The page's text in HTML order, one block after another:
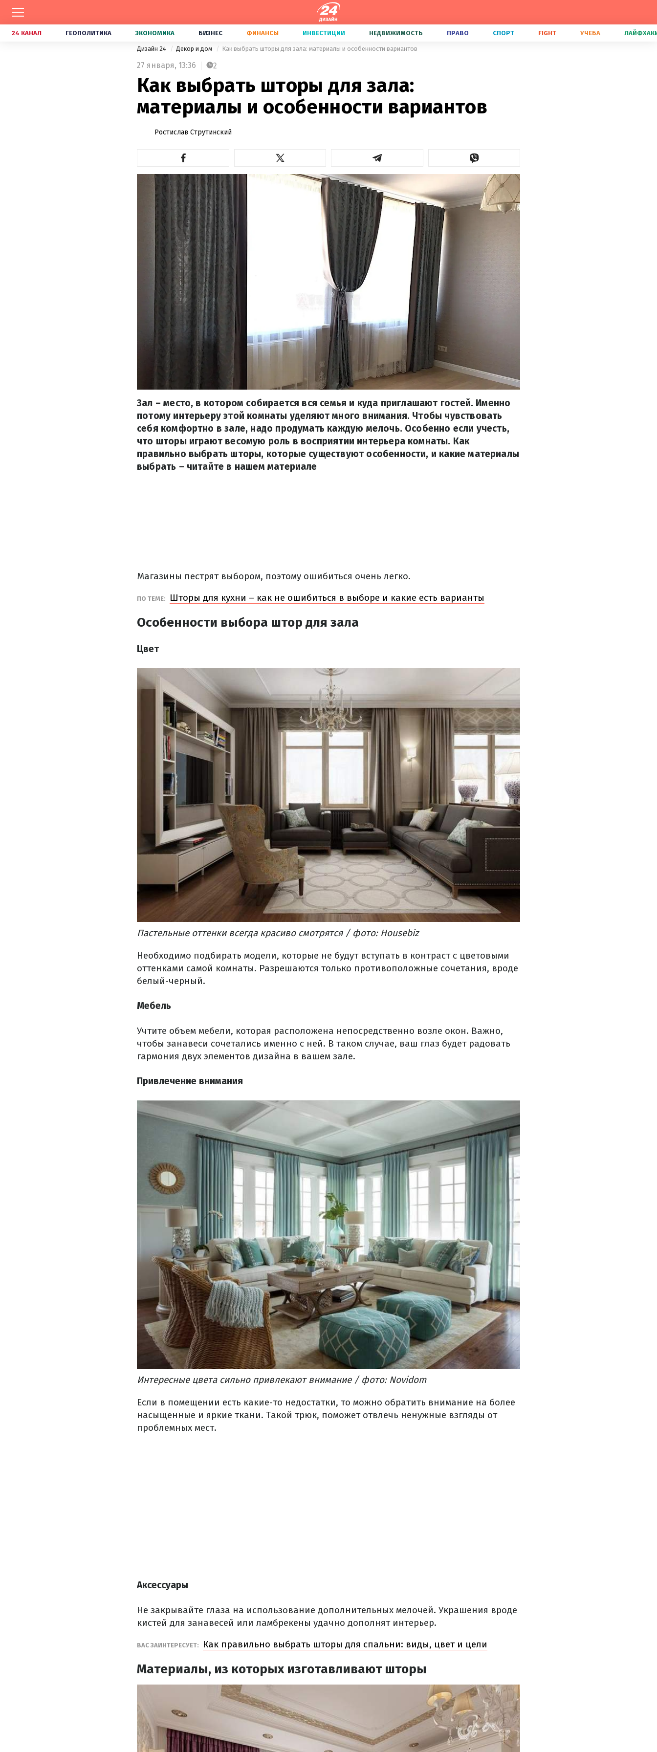
24 КАНАЛ ГЕОПОЛИТИКА ЭКОНОМИКА БИЗНЕС ФИНАНСЫ ИНВЕСТИЦИИ НЕДВИЖИМОСТЬ ПРАВО СПОРТ FIGHT УЧЕБА
Дизайн 24 Декор и дом Как выбрать шторы для зала: материалы и особенности вариантов
27 января, 13:36 2
Как выбрать шторы для зала:
материалы и особенности вариантов
Ростислав Струтинский
Зал – место, в котором собирается вся семья и куда приглашают гостей. Именно
потому интерьеру этой комнаты уделяют много внимания. Чтобы чувствовать
себя комфортно в зале, надо продумать каждую мелочь. Особенно если учесть,
что шторы играют весомую роль в восприятии интерьера комнаты. Как
правильно выбрать шторы, которые существуют особенности, и какие материалы
выбрать – читайте в нашем материале
Магазины пестрят выбором, поэтому ошибиться очень легко.
ПО ТЕМЕ: Шторы для кухни – как не ошибиться в выборе и какие есть варианты
Особенности выбора штор для зала
Цвет
Пастельные оттенки всегда красиво смотрятся / фото: Housebiz
Необходимо подбирать модели, которые не будут вступать в контраст с цветовыми
оттенками самой комнаты. Разрешаются только противоположные сочетания, вроде
белый-черный.
Мебель
Учтите объем мебели, которая расположена непосредственно возле окон. Важно,
чтобы занавеси сочетались именно с ней. В таком случае, ваш глаз будет радовать
гармония двух элементов дизайна в вашем зале.
Привлечение внимания
Интересные цвета сильно привлекают внимание / фото: Novidom
Если в помещении есть какие-то недостатки, то можно обратить внимание на более
насыщенные и яркие ткани. Такой трюк, поможет отвлечь ненужные взгляды от
проблемных мест.
Аксессуары
Не закрывайте глаза на использование дополнительных мелочей. Украшения вроде
кистей для занавесей или ламбрекены удачно дополнят интерьер.
ВАС ЗАИНТЕРЕСУЕТ: Как правильно выбрать шторы для спальни: виды, цвет и цели
Материалы, из которых изготавливают шторы